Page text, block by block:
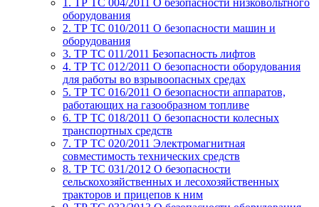
1. ТР ТС 004/2011 О безопасности низковольтного
оборудования
2. ТР ТС 010/2011 О безопасности машин и
оборудования
3. ТР ТС 011/2011 Безопасность лифтов
4. ТР ТС 012/2011 О безопасности оборудования
для работы во взрывоопасных средах
5. ТР ТС 016/2011 О безопасности аппаратов,
работающих на газообразном топливе
6. ТР ТС 018/2011 О безопасности колесных
транспортных средств
7. TР ТС 020/2011 Электромагнитная
совместимость технических средств
8. ТР ТС 031/2012 О безопасности
сельскохозяйственных и лесохозяйственных
тракторов и прицепов к ним